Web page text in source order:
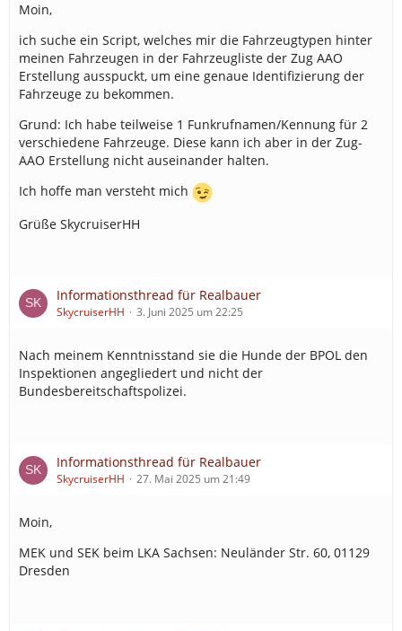
Moin,
ich suche ein Script, welches mir die Fahrzeugtypen hinter
meinen Fahrzeugen in der Fahrzeugliste der Zug AAO
Erstellung ausspuckt, um eine genaue Identifizierung der
Fahrzeuge zu bekommen.
Grund: Ich habe teilweise 1 Funkrufnamen/Kennung für 2
verschiedene Fahrzeuge. Diese kann ich aber in der Zug-
AAO Erstellung nicht auseinander halten.
Ich hoffe man versteht mich
Grüße SkycruiserHH
Informationsthread für Realbauer
SkycruiserHH 3. Juni 2025 um 22:25
Nach meinem Kenntnisstand sie die Hunde der BPOL den
Inspektionen angegliedert und nicht der
Bundesbereitschaftspolizei.
Informationsthread für Realbauer
SkycruiserHH 27. Mai 2025 um 21:49
Moin,
MEK und SEK beim LKA Sachsen: Neuländer Str. 60, 01129
Dresden